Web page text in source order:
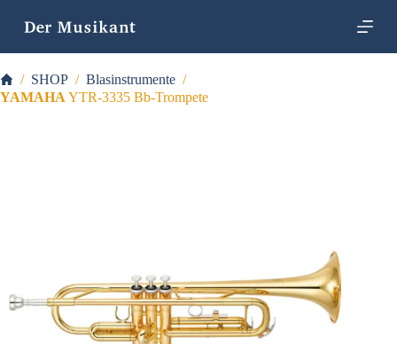
u
n
h
Startseite
/ SHOP / Blasinstrumente /
YAMAHA YTR-3335 Bb-Trompete